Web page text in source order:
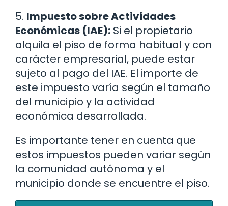
5. Impuesto sobre Actividades
Económicas (IAE): Si el propietario
alquila el piso de forma habitual y con
carácter empresarial, puede estar
sujeto al pago del IAE. El importe de
este impuesto varía según el tamaño
del municipio y la actividad
económica desarrollada.
Es importante tener en cuenta que
estos impuestos pueden variar según
la comunidad autónoma y el
municipio donde se encuentre el piso.